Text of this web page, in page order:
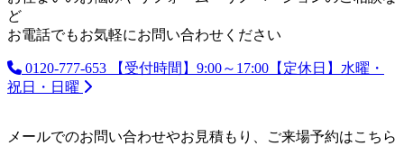
ど
お電話でもお気軽にお問い合わせください
0120-777-653
【受付時間】9:00～17:00【定休日】水曜・
祝日・日曜
メールでのお問い合わせやお見積もり、ご来場予約はこちら